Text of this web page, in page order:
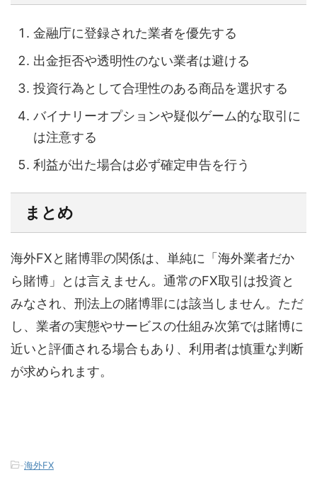
金融庁に登録された業者を優先する
出金拒否や透明性のない業者は避ける
投資行為として合理性のある商品を選択する
バイナリーオプションや疑似ゲーム的な取引に
は注意する
利益が出た場合は必ず確定申告を行う
まとめ
海外FXと賭博罪の関係は、単純に「海外業者だか
ら賭博」とは言えません。通常のFX取引は投資と
みなされ、刑法上の賭博罪には該当しません。ただ
し、業者の実態やサービスの仕組み次第では賭博に
近いと評価される場合もあり、利用者は慎重な判断
が求められます。
-海外FX